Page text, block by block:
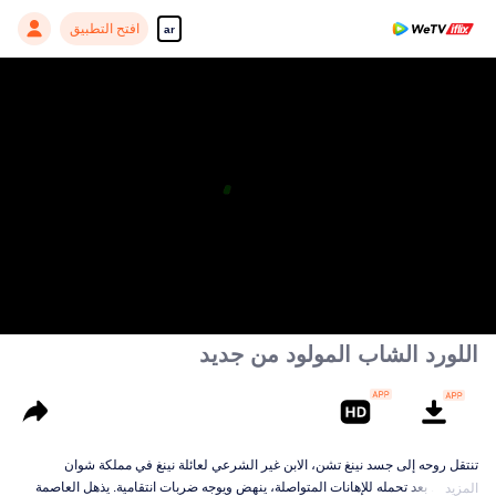
ar افتح التطبيق
اللورد الشاب المولود من جديد
تنتقل روحه إلى جسد نينغ تشن، الابن غير الشرعي لعائلة نينغ في مملكة شوان
العظمى. بعد تحمله للإهانات المتواصلة، ينهض ويوجه ضربات انتقامية. يذهل العاصمة
المزيد